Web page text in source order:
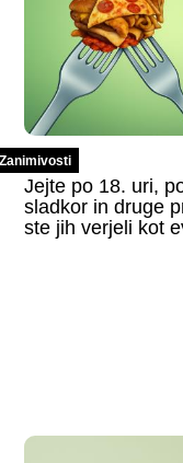
Zanimivosti
Jejte po 18. uri,
sladkor in druge
ste jih verjeli kot